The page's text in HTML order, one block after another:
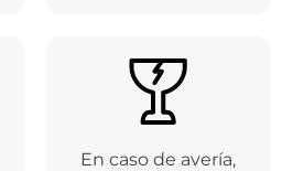
En caso de avería,